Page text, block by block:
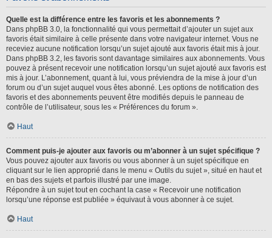
Quelle est la différence entre les favoris et les abonnements ?
Dans phpBB 3.0, la fonctionnalité qui vous permettait d’ajouter un sujet aux
favoris était similaire à celle présente dans votre navigateur internet. Vous ne
receviez aucune notification lorsqu’un sujet ajouté aux favoris était mis à jour.
Dans phpBB 3.2, les favoris sont davantage similaires aux abonnements. Vous
pouvez à présent recevoir une notification lorsqu’un sujet ajouté aux favoris est
mis à jour. L’abonnement, quant à lui, vous préviendra de la mise à jour d’un
forum ou d’un sujet auquel vous êtes abonné. Les options de notification des
favoris et des abonnements peuvent être modifiés depuis le panneau de
contrôle de l’utilisateur, sous les « Préférences du forum ».
Haut
Comment puis-je ajouter aux favoris ou m’abonner à un sujet spécifique ?
Vous pouvez ajouter aux favoris ou vous abonner à un sujet spécifique en
cliquant sur le lien approprié dans le menu « Outils du sujet », situé en haut et
en bas des sujets et parfois illustré par une image.
Répondre à un sujet tout en cochant la case « Recevoir une notification
lorsqu’une réponse est publiée » équivaut à vous abonner à ce sujet.
Haut